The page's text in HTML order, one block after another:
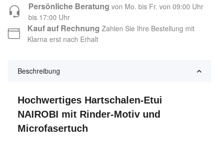
Persönliche Beratung von Mo. bis Fr. von 09:00 Uhr
bis 17:00 Uhr
Kauf auf Rechnung Zahlen Sie Ihre Bestellung mit
Klarna erst nach Erhalt
Beschreibung
Hochwertiges Hartschalen-Etui
NAIROBI mit Rinder-Motiv und
Microfasertuch